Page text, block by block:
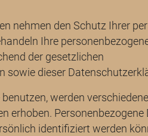
nehmen den Schutz Ihrer
Ihre
der gesetzlichen
sowie dieser
werden verschiedene
erhoben. Personenbezogene
identifiziert werden